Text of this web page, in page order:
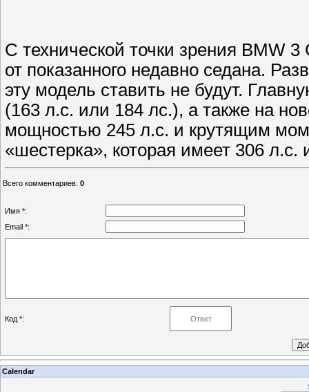
С технической точки зрения BMW
от показанного недавно седана.
эту модель ставить не будут.
(163 л.с. или 184 лс.), а также на
мощностью 245 л.с. и крутящим
«шестерка», которая имеет 306 л.с.
Всего комментариев: 0
Имя *:
Email *:
Код *:
Calendar